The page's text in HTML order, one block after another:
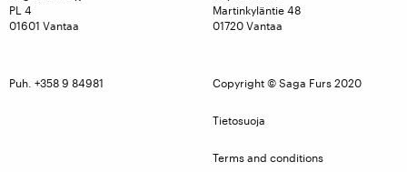
PL 4
01601 Vantaa
Martinkyläntie 48
01720 Vantaa
Puh. +358 9 84981 Copyright © Saga Furs 2020
Tietosuoja
Terms and conditions